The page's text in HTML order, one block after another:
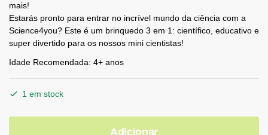
mais!
Estarás pronto para entrar no incrível mundo da ciência com a
Science4you? Este é um brinquedo 3 em 1: científico, educativo e
super divertido para os nossos mini cientistas!
Idade Recomendada: 4+ anos
1 em stock
Adicionar